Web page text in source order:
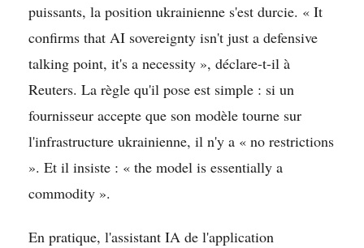
puissants, la position ukrainienne s'est durcie. « It
confirms that AI sovereignty isn't just a defensive
talking point, it's a necessity », déclare-t-il à
Reuters. La règle qu'il pose est simple : si un
fournisseur accepte que son modèle tourne sur
l'infrastructure ukrainienne, il n'y a « no restrictions
». Et il insiste : « the model is essentially a
commodity ».
En pratique, l'assistant IA de l'application